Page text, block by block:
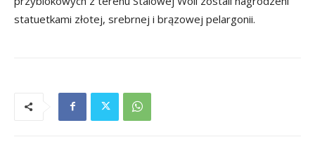
statuetkami złotej, srebrnej i brązowej pelargonii.